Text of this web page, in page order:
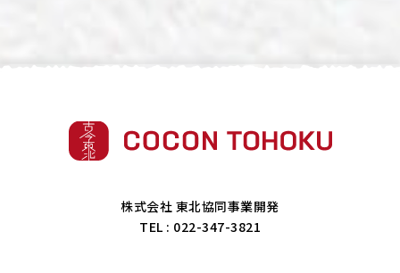
株式会社 東北協同事業開発
TEL : 022-347-3821